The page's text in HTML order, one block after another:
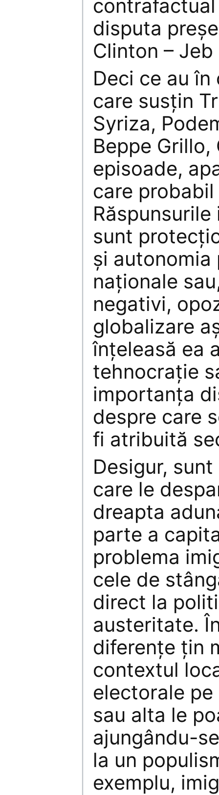
disputa
Clinton – Jeb
Deci ce au
care susțin
Syriza,
Beppe
episoade,
care
sunt
și
naționale
negativi,
globalizare
înțeleasă ea
tehnocrație
importanța
despre care
fi atribuită
Desigur,
care le
dreapta
parte a
problema
cele de
direct la
austeritate.
diferențe țin
contextul
electorale
sau alta le
ajungându-
la un
exemplu,